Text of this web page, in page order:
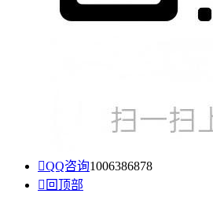
QQ咨询1006386878
 回顶部